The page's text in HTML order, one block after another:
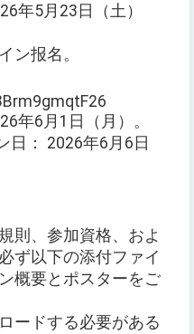
年5月23日（土）
ン报名。
年6月1日（月）。
日： 2026年6月6日
則、参加資格、およ
ず以下の添付ファイ
概要とポスターをご
ードする必要がある